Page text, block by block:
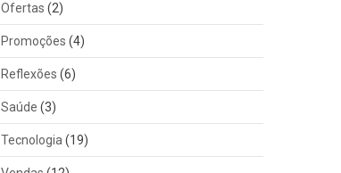
Ofertas (2)
Promoções (4)
Reflexões (6)
Saúde (3)
Tecnologia (19)